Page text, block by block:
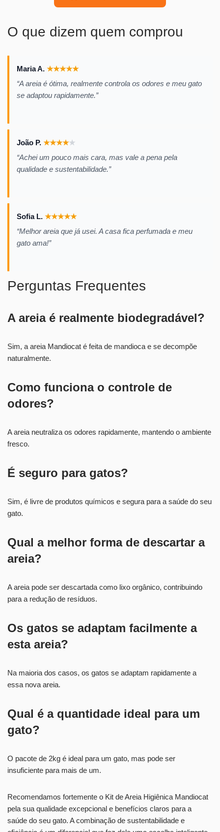
O que dizem quem comprou
Maria A. ★★★★★
“A areia é ótima, realmente controla os odores e meu gato
se adaptou rapidamente.”
João P. ★★★★★
“Achei um pouco mais cara, mas vale a pena pela
qualidade e sustentabilidade.”
Sofia L. ★★★★★
“Melhor areia que já usei. A casa fica perfumada e meu
gato ama!”
Perguntas Frequentes
A areia é realmente biodegradável?
Sim, a areia Mandiocat é feita de mandioca e se decompõe
naturalmente.
Como funciona o controle de
odores?
A areia neutraliza os odores rapidamente, mantendo o ambiente
fresco.
É seguro para gatos?
Sim, é livre de produtos químicos e segura para a saúde do seu
gato.
Qual a melhor forma de descartar a
areia?
A areia pode ser descartada como lixo orgânico, contribuindo
para a redução de resíduos.
Os gatos se adaptam facilmente a
esta areia?
Na maioria dos casos, os gatos se adaptam rapidamente a
essa nova areia.
Qual é a quantidade ideal para um
gato?
O pacote de 2kg é ideal para um gato, mas pode ser
insuficiente para mais de um.
Recomendamos fortemente o Kit de Areia Higiênica Mandiocat
pela sua qualidade excepcional e benefícios claros para a
saúde do seu gato. A combinação de sustentabilidade e